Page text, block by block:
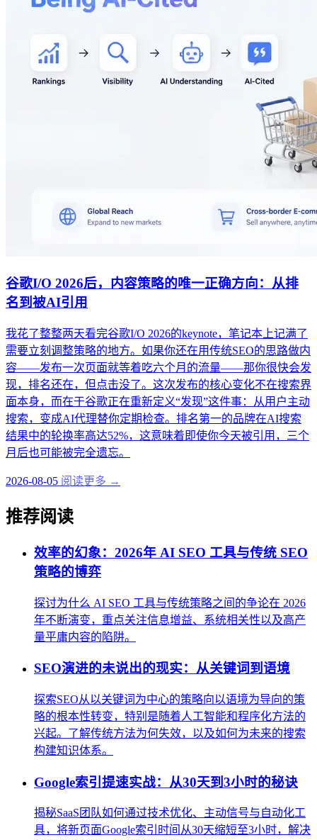
谷歌I/O 2026后，内容策略的唯一正确方向：从排
名到被AI引用
我花了整整两天看完谷歌I/O 2026的keynote，笔记本上记满了
需要立刻调整策略的地方。如果你还在用传统SEO的思路做内
容——发布一次页面就等着吃六个月的流量——那你很快会发
现，排名还在，但点击没了。这次发布的核心变化不在搜索界
面本身，而在于谷歌正在重新定义“发现”这件事：从用户主动
搜索，变成AI代理替你定期检查。排名第一的品牌在AI搜索
结果中的轮换率高达52%，这意味着即使你今天被引用，三个
月后也可能被完全遗忘。
2026-08-05 阅读更多 →
推荐阅读
效率的幻象：2026年 AI SEO 工具与传统 SEO
策略的博弈
探讨为什么 AI SEO 工具与传统策略之间的争论在 2026
年不断演变，重点关注信息增益、系统相关性以及高产
量平庸内容的陷阱。
SEO演进的未说出的现实：从关键词到语境
探索SEO从以关键词为中心的策略向以语境为导向的策
略的根本性转变，特别是随着人工智能和程序化方法的
兴起。了解传统方法为何失效，以及如何为未来的搜索
构建知识体系。
Google索引提速实战：从30天到3小时的秘诀
揭秘SaaS团队如何通过技术优化、主动信号与自动化工
具，将新页面Google索引时间从30天缩短至3小时，解决